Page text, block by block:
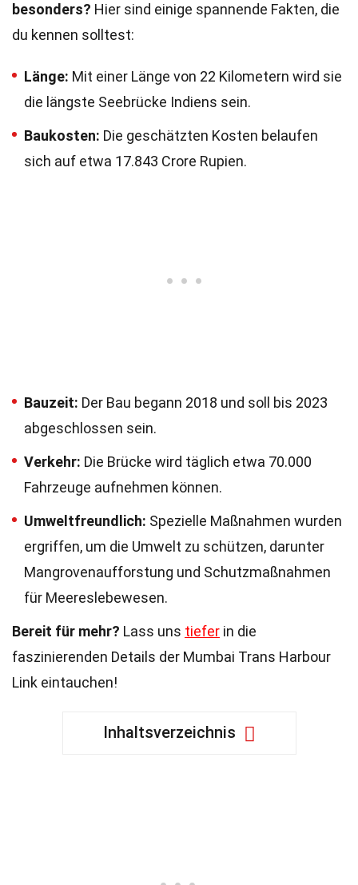
besonders? Hier sind einige spannende Fakten, die
du kennen solltest:
Länge: Mit einer Länge von 22 Kilometern wird sie
die längste Seebrücke Indiens sein.
Baukosten: Die geschätzten Kosten belaufen
sich auf etwa 17.843 Crore Rupien.
Bauzeit: Der Bau begann 2018 und soll bis 2023
abgeschlossen sein.
Verkehr: Die Brücke wird täglich etwa 70.000
Fahrzeuge aufnehmen können.
Umweltfreundlich: Spezielle Maßnahmen wurden
ergriffen, um die Umwelt zu schützen, darunter
Mangrovenaufforstung und Schutzmaßnahmen
für Meereslebewesen.
Bereit für mehr? Lass uns tiefer in die
faszinierenden Details der Mumbai Trans Harbour
Link eintauchen!
Inhaltsverzeichnis